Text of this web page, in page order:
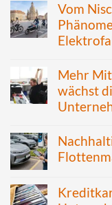
Vom
Mehr
wächst